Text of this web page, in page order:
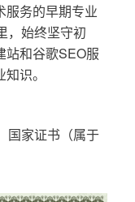
服务的早期专业
，始终坚守初
站和谷歌SEO服
识。
国家证书（属于